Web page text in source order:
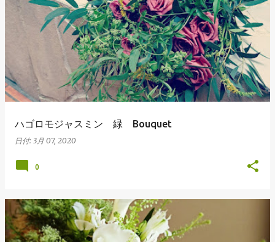
ハゴロモジャスミン 緑 Bouquet
日付: 3月 07, 2020
0